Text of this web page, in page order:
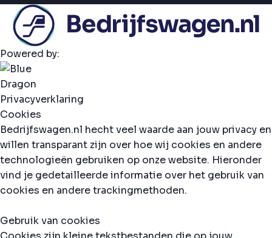
Powered by:
Privacyverklaring
Cookies
Bedrijfswagen.nl hecht veel waarde aan jouw privacy en
willen transparant zijn over hoe wij cookies en andere
technologieën gebruiken op onze website. Hieronder
vind je gedetailleerde informatie over het gebruik van
cookies en andere trackingmethoden.
Gebruik van cookies